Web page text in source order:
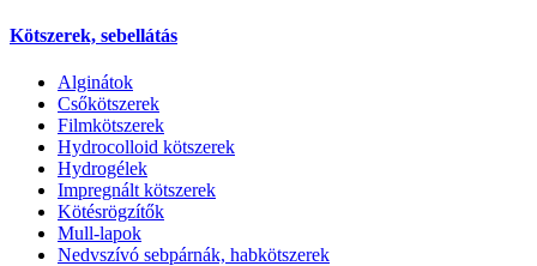
Kötszerek, sebellátás
Alginátok
Csőkötszerek
Filmkötszerek
Hydrocolloid kötszerek
Hydrogélek
Impregnált kötszerek
Kötésrögzítők
Mull-lapok
Nedvszívó sebpárnák, habkötszerek